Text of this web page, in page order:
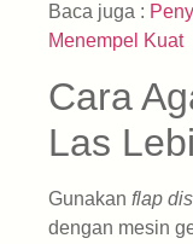
Baca juga :
Menempel Kuat
Cara
Las
Gunakan flap
dengan mesin